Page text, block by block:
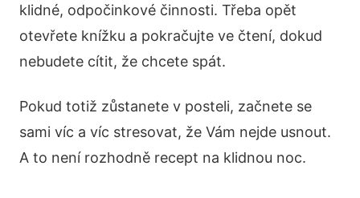
klidné, odpočinkové činnosti. Třeba opět
otevřete knížku a pokračujte ve čtení, dokud
nebudete cítit, že chcete spát.
Pokud totiž zůstanete v posteli, začnete se
sami víc a víc stresovat, že Vám nejde usnout.
A to není rozhodně recept na klidnou noc.